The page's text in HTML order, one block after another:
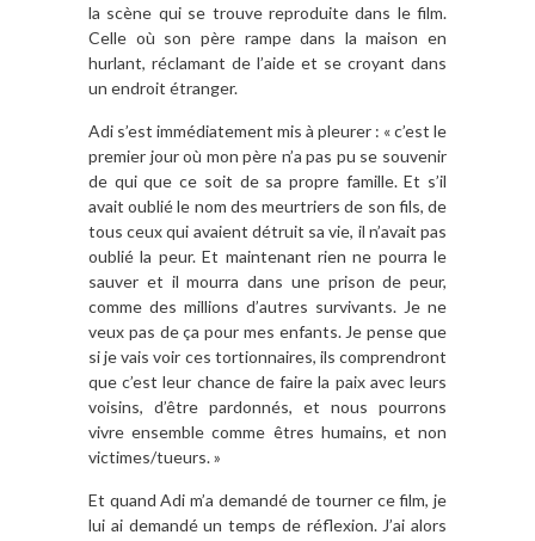
la scène qui se trouve reproduite dans le film.
Celle où son père rampe dans la maison en
hurlant, réclamant de l’aide et se croyant dans
un endroit étranger.
Adi s’est immédiatement mis à pleurer : « c’est le
premier jour où mon père n’a pas pu se souvenir
de qui que ce soit de sa propre famille. Et s’il
avait oublié le nom des meurtriers de son fils, de
tous ceux qui avaient détruit sa vie, il n’avait pas
oublié la peur. Et maintenant rien ne pourra le
sauver et il mourra dans une prison de peur,
comme des millions d’autres survivants. Je ne
veux pas de ça pour mes enfants. Je pense que
si je vais voir ces tortionnaires, ils comprendront
que c’est leur chance de faire la paix avec leurs
voisins, d’être pardonnés, et nous pourrons
vivre ensemble comme êtres humains, et non
victimes/tueurs. »
Et quand Adi m’a demandé de tourner ce film, je
lui ai demandé un temps de réflexion. J’ai alors